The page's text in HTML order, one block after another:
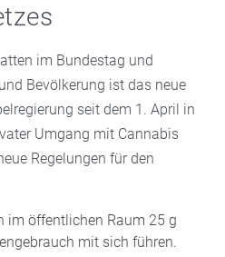
im Bundestag und
Bevölkerung ist das neue
seit dem 1. April in
Umgang mit Cannabis
Regelungen für den
im öffentlichen Raum 25 g
mit sich führen.